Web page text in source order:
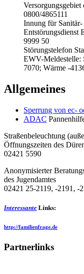
0800/4865111
Innung für
Entstörungsdienst
9999 50
Störungstelefon
EWV-Meldestelle:
7070; Wärme -
Allgemeines
Sperrung von ec-
ADAC
Straßenbeleuchtung
Öffnungszeiten des
02421 5590
Anonymisierter
des Jugendamtes
02421 25-2119, -2191, -
Interessante Links:
http://familienfrage.de
Partnerlinks